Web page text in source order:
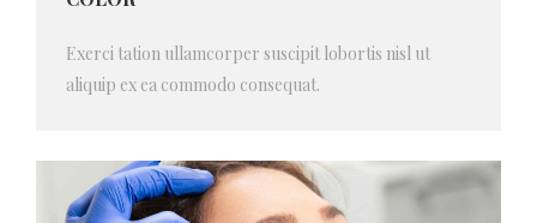
Exerci tation ullamcorper suscipit lobortis nisl ut
aliquip ex ea commodo consequat.